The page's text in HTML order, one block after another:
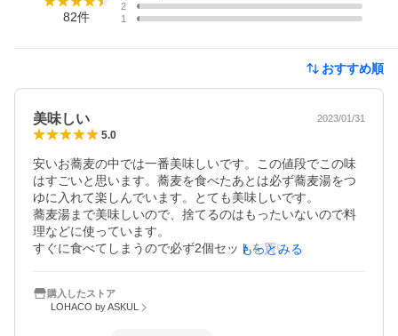
82件
2
1
おすすめ順
美味しい 2023/01/31
5.0
安いお蕎麦の中では一番美味しいです。この値段でこの味
はすごいと思います。蕎麦を食べたあとは必ず蕎麦湯をつ
ゆに入れて楽しんでいます。とても美味しいです。
蕎麦湯まで美味しいので、捨てるのはもったいないので料
理などに使っています。
すぐに食べてしまうので必ず2個セットを買います。
すが、安くないと手が届かないのでものすごく助かってい
もっとみる
購入したストア
LOHACO by ASKUL